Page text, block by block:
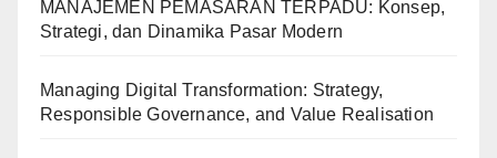
MANAJEMEN PEMASARAN TERPADU: Konsep,
Strategi, dan Dinamika Pasar Modern
Managing Digital Transformation: Strategy,
Responsible Governance, and Value Realisation